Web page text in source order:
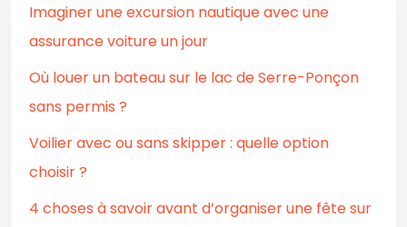
Imaginer une excursion nautique avec une
assurance voiture un jour
Où louer un bateau sur le lac de Serre-Ponçon
sans permis ?
Voilier avec ou sans skipper : quelle option
choisir ?
4 choses à savoir avant d’organiser une fête sur